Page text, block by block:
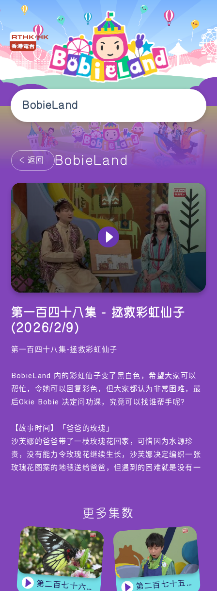
BobieLand
返回 BobieLand
of
0
seconds
第一百四十八集 - 拯救彩虹仙子
(2026/2/9)
第一百四十八集-拯救彩虹仙子
BobieLand 内的彩虹仙子变了黑白色，希望大家可以
帮忙，令她可以回复彩色，但大家都认为非常困难，最
后Okie Bobie 决定问功课，究竟可以找谁帮手呢?
【故事时间】「爸爸的玫瑰」
沙芙娜的爸爸带了一枝玫瑰花回家，可惜因为水源珍
贵，没有能力令玫瑰花继续生长，沙芙娜决定编织一张
玫瑰花图案的地毯送给爸爸，但遇到的困难就是没有一
位于阿布扎比谢赫扎耶德大清真寺内的地毯，是全世界
最大的地毯，更列入2017 年健力士世界纪录，这展示
了1200位编织师们的专业与恒心。
编导:黄雅茵
更多集数
第二百七十六集 - 【嘉宾来了】 蝴蝶专家 第二百七十五集 - 【手作Easy Job】 盆栽磨菇 【Yummy Time】仲夏蝴蝶粉